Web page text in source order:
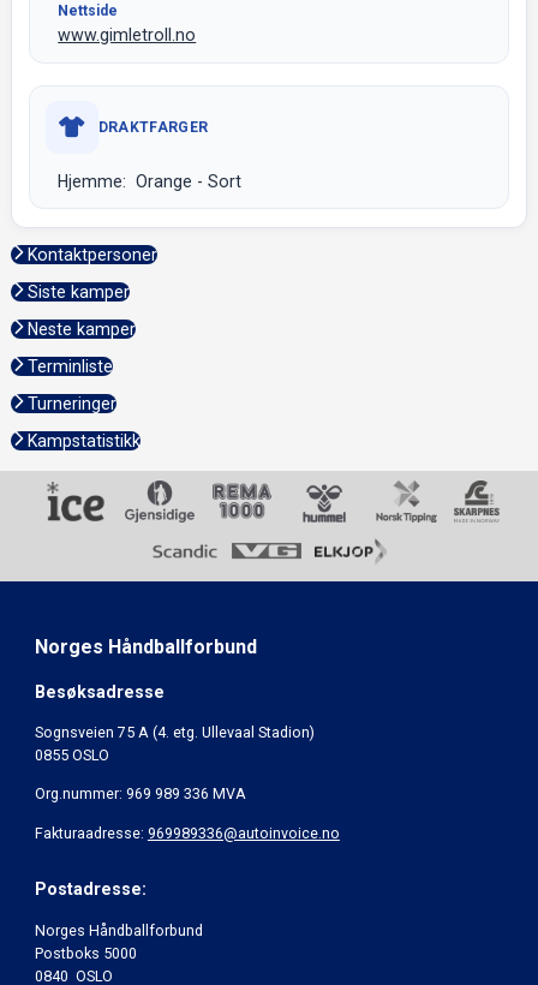
Nettside
www.gimletroll.no
DRAKTFARGER
Hjemme: Orange - Sort
Kontaktpersoner
Siste kamper
Neste kamper
Terminliste
Turneringer
Kampstatistikk
Norges Håndballforbund
Besøksadresse
Sognsveien 75 A (4. etg. Ullevaal Stadion)
0855 OSLO
Org.nummer: 969 989 336 MVA
Fakturaadresse: 969989336@autoinvoice.no
Postadresse:
Norges Håndballforbund
Postboks 5000
0840 OSLO